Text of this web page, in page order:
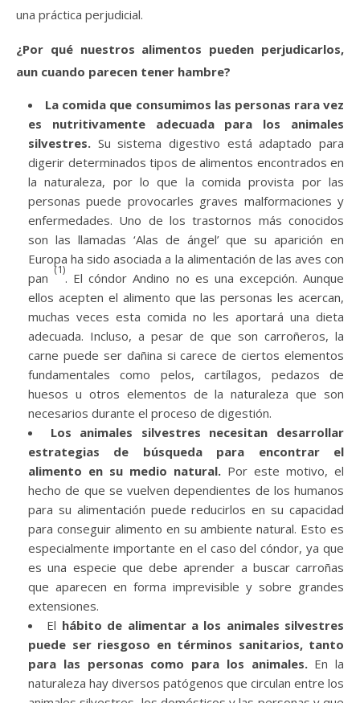
una práctica perjudicial.
¿Por qué nuestros alimentos pueden perjudicarlos,
aun cuando parecen tener hambre?
La comida que consumimos las personas rara vez
es nutritivamente adecuada para los animales
silvestres. Su sistema digestivo está adaptado para
digerir determinados tipos de alimentos encontrados en
la naturaleza, por lo que la comida provista por las
personas puede provocarles graves malformaciones y
enfermedades. Uno de los trastornos más conocidos
son las llamadas ‘Alas de ángel’ que su aparición en
Europa ha sido asociada a la alimentación de las aves con
pan
(1)
. El cóndor Andino no es una excepción. Aunque
ellos acepten el alimento que las personas les acercan,
muchas veces esta comida no les aportará una dieta
adecuada. Incluso, a pesar de que son carroñeros, la
carne puede ser dañina si carece de ciertos elementos
fundamentales como pelos, cartílagos, pedazos de
huesos u otros elementos de la naturaleza que son
necesarios durante el proceso de digestión.
Los animales silvestres necesitan desarrollar
estrategias de búsqueda para encontrar el
alimento en su medio natural. Por este motivo, el
hecho de que se vuelven dependientes de los humanos
para su alimentación puede reducirlos en su capacidad
para conseguir alimento en su ambiente natural. Esto es
especialmente importante en el caso del cóndor, ya que
es una especie que debe aprender a buscar carroñas
que aparecen en forma imprevisible y sobre grandes
extensiones.
El hábito de alimentar a los animales silvestres
puede ser riesgoso en términos sanitarios, tanto
para las personas como para los animales.En la
naturaleza hay diversos patógenos que circulan entre los